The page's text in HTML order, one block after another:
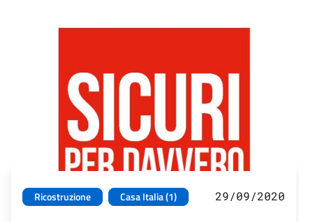
Ricostruzione Casa Italia (1) 29/09/2020